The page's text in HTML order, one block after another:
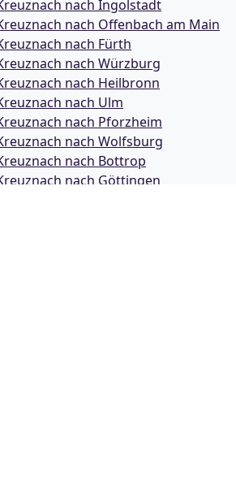
nach Ingolstadt
nach Offenbach am Main
nach Fürth
nach Würzburg
nach Heilbronn
nach Ulm
nach Pforzheim
nach Wolfsburg
nach Bottrop
nach Göttingen